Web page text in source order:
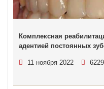
Комплексная
адентией постоянных
11 ноября 2022 6229